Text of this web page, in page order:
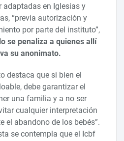
adaptadas en Iglesias y
“previa autorización y
por parte del instituto”,
se penaliza a quienes allí
su anonimato.
destaca que si bien el
debe garantizar el
una familia y a no ser
cualquier interpretación
el abandono de los bebés”.
se contempla que el Icbf